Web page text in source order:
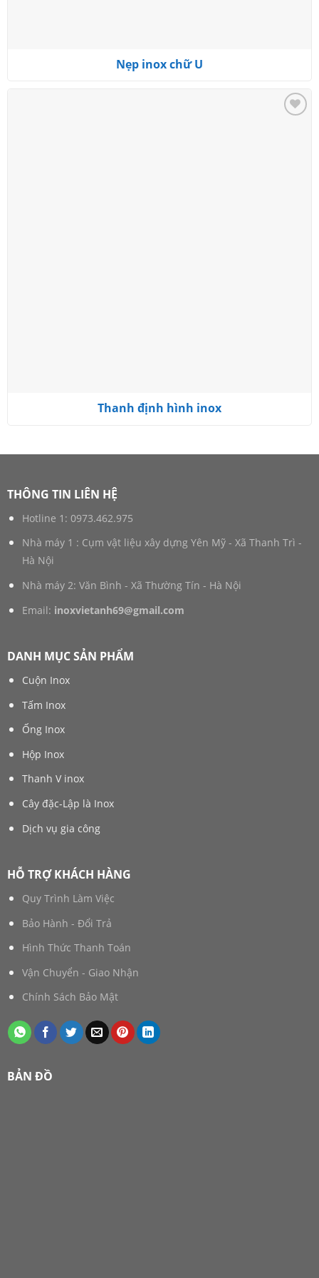
Nẹp inox chữ U
Thanh định hình inox
THÔNG TIN LIÊN HỆ
Hotline 1: 0973.462.975
Nhà máy 1 : Cụm vật liệu xây dựng Yên Mỹ - Xã Thanh Trì -
Hà Nội
Nhà máy 2: Văn Bình - Xã Thường Tín - Hà Nội
Email: inoxvietanh69@gmail.com
DANH MỤC SẢN PHẨM
Cuộn Inox
Tấm Inox
Ống Inox
Hộp Inox
Thanh V inox
Cây đặc-Lập là Inox
Dịch vụ gia công
HỖ TRỢ KHÁCH HÀNG
Quy Trình Làm Việc
Bảo Hành - Đổi Trả
Hình Thức Thanh Toán
Vận Chuyển - Giao Nhận
Chính Sách Bảo Mật
BẢN ĐỒ